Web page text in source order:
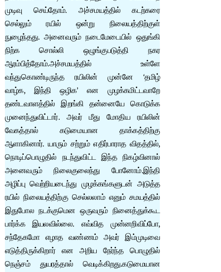
முடிவு செய்தோம். அச்சமயத்தில் கடற்கரை
செல்லும் ரயில் ஒன்று நிலையத்திற்குள்
நுழைந்தது. அனைவரும் நடைமேடையில் ஒதுங்கி
நிற்க சொல்லி ஒழுங்குபடுத்தி நகர
ஆரம்பித்தோம்.அச்சமயத்தில் உள்ளே
வந்துகொண்டிருந்த ரயிலின் முன்னே ‘தமிழ்
வாழ்க, இந்தி ஒழிக’ என முழக்கமிட்டவாறே
தண்டவாளத்தில் இறங்கி தன்னையே கொடுக்க
முனைந்துவிட்டார். அவர் மீது மோதிய ரயிலின்
வேகத்தால் கடுமையான தாக்கத்திற்கு
ஆளாகினார். யாரும் சற்றும் எதிர்பாராத விதத்தில்,
நொடிப்பொழுதில் நடந்துவிட்ட இந்த நிகழ்வினால்
அனைவரும் நிலைகுலைந்து போனோம்.இந்தி
அழிப்பு வெற்றியடைந்து முழக்கங்களுடன் அடுத்த
ரயில் நிலையத்திற்கு செல்லலாம் எனும் சமயத்தில்
இதுபோல நடக்குமென ஒருவரும் நினைத்துக்கூட
பார்க்க இயலவில்லை. எவ்வித முன்னறிவிப்போ,
சந்தேகமோ எழாத வண்ணம் அவர் இம்முடிவை
எடுத்திருக்கிறார் என அறிய நேர்ந்த பொழுதில்
நெஞ்சம் துயரத்தால் வெடிக்கிறது.கடுமையான